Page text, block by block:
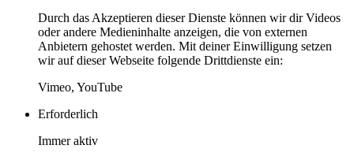
Durch das Akzeptieren dieser Dienste können wir dir Videos
oder andere Medieninhalte anzeigen, die von externen
Anbietern gehostet werden. Mit deiner Einwilligung setzen
wir auf dieser Webseite folgende Drittdienste ein:
Vimeo, YouTube
Erforderlich
Immer aktiv